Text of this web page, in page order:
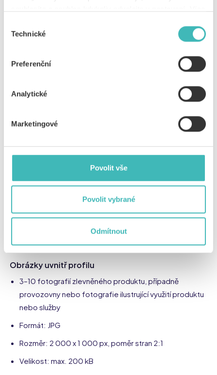
souhlasu
Technické
Preferenční
Analytické
Marketingové
Povolit vše
Povolit vybrané
Odmítnout
75–100 znaků vč. mezer
motivovat k prohlédnutí detailu slevy
Formát: JPG
Obrázek nesmí obsahovat text
Vaše logo uvnitř profilu
Popisný text uvnitř profilu
500–1 000 znaků vč. mezer
Základní informace o poskytovateli a jeho produktech
nebo službách
Obrázky uvnitř profilu
3–10 fotografií zlevněného produktu, případně
provozovny nebo fotografie ilustrující využití produktu
nebo služby
Formát: JPG
Rozměr: 2 000 x 1 000 px, poměr stran 2:1
Velikost: max. 200 kB